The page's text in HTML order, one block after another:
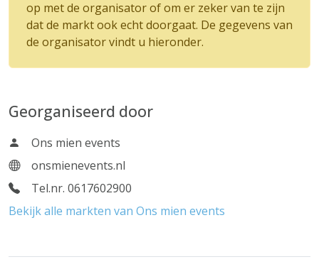
op met de organisator of om er zeker van te zijn
dat de markt ook echt doorgaat. De gegevens van
de organisator vindt u hieronder.
Georganiseerd door
Ons mien events
onsmienevents.nl
Tel.nr. 0617602900
Bekijk alle markten van Ons mien events